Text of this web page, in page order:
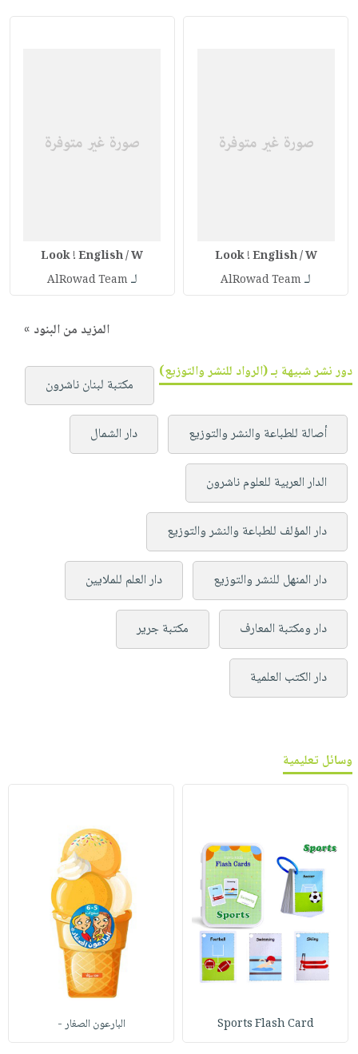
Look ! English / W
لـAlRowad Team
Look ! English / W
لـAlRowad Team
المزيد من البنود »
دور نشر شبيهة بـ (الرواد للنشر والتوزيع)
مكتبة لبنان ناشرون
أصالة للطباعة والنشر والتوزيع دار الشمال
الدار العربية للعلوم ناشرون
دار المؤلف للطباعة والنشر والتوزيع
دار المنهل للنشر والتوزيع دار العلم للملايين
دار ومكتبة المعارف مكتبة جرير
دار الكتب العلمية
وسائل تعليمية
Sports Flash Card البارعون الصغار -